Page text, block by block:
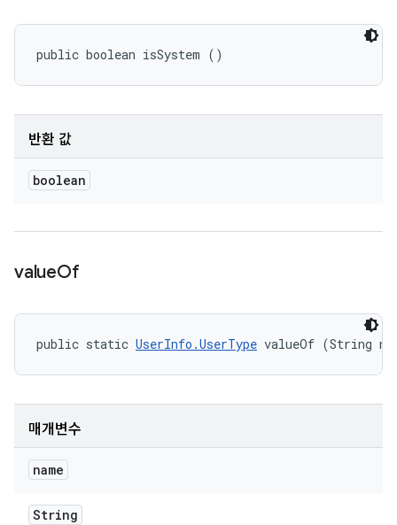
public boolean isSystem ()
반환 값
boolean
valueOf
public static UserInfo.UserType valueOf (String
매개변수
name
String